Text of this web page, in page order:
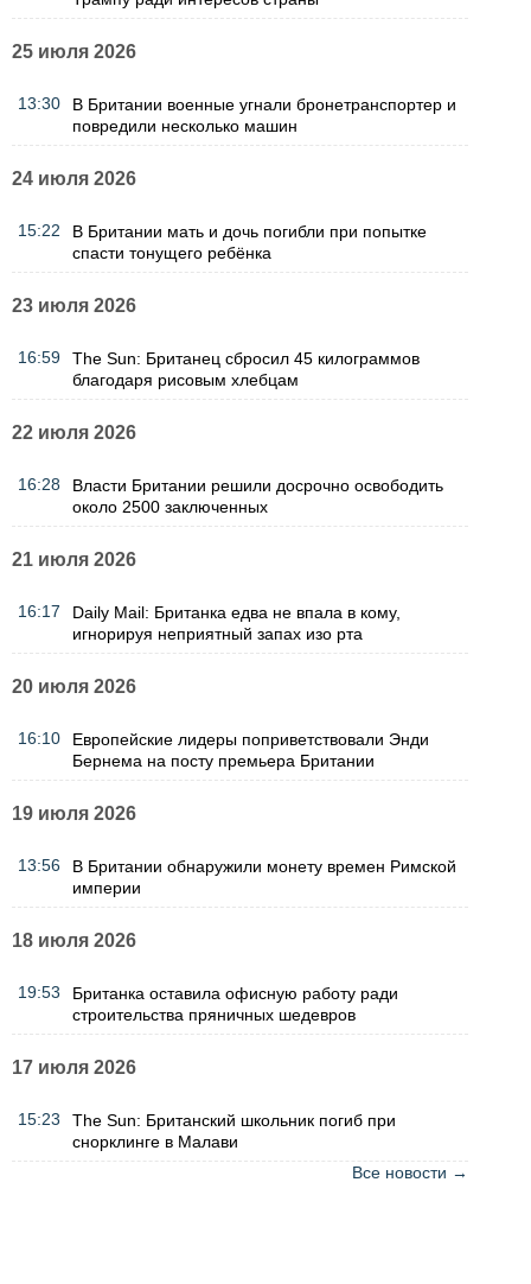
25 июля 2026
13:30
В Британии военные угнали бронетранспортер и
повредили несколько машин
24 июля 2026
15:22
В Британии мать и дочь погибли при попытке
спасти тонущего ребёнка
23 июля 2026
16:59
The Sun: Британец сбросил 45 килограммов
благодаря рисовым хлебцам
22 июля 2026
16:28
Власти Британии решили досрочно освободить
около 2500 заключенных
21 июля 2026
16:17
Daily Mail: Британка едва не впала в кому,
игнорируя неприятный запах изо рта
20 июля 2026
16:10
Европейские лидеры поприветствовали Энди
Бернема на посту премьера Британии
19 июля 2026
13:56
В Британии обнаружили монету времен Римской
империи
18 июля 2026
19:53
Британка оставила офисную работу ради
строительства пряничных шедевров
17 июля 2026
15:23
The Sun: Британский школьник погиб при
снорклинге в Малави
Все новости →